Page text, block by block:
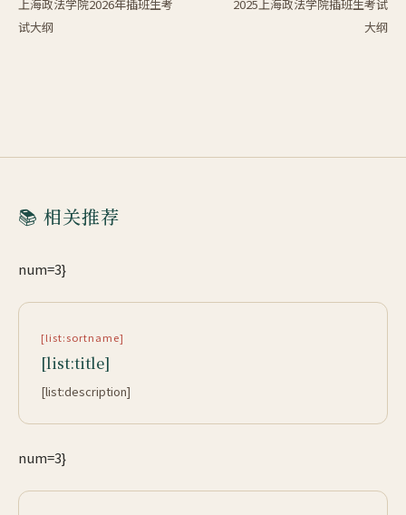
上海政法学院2026年插班生考
试大纲
2025上海政法学院插班生考试
大纲
📚 相关推荐
num=3}
[list:sortname]
[list:title]
[list:description]
num=3}